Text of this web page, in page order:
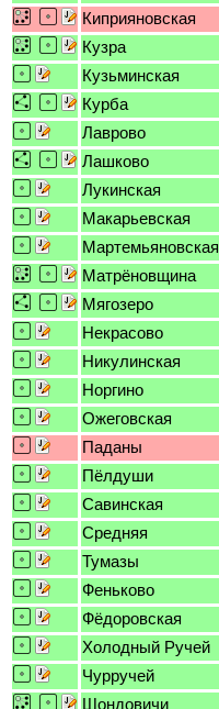
Киприяновская
Кузра
Кузьминская
Курба
Лаврово
Лашково
Лукинская
Макарьевская
Мартемьяновская
Матрёновщина
Мягозеро
Некрасово
Никулинская
Норгино
Ожеговская
Паданы
Пёлдуши
Савинская
Средняя
Тумазы
Феньково
Фёдоровская
Холодный Ручей
Чурручей
Шондовичи